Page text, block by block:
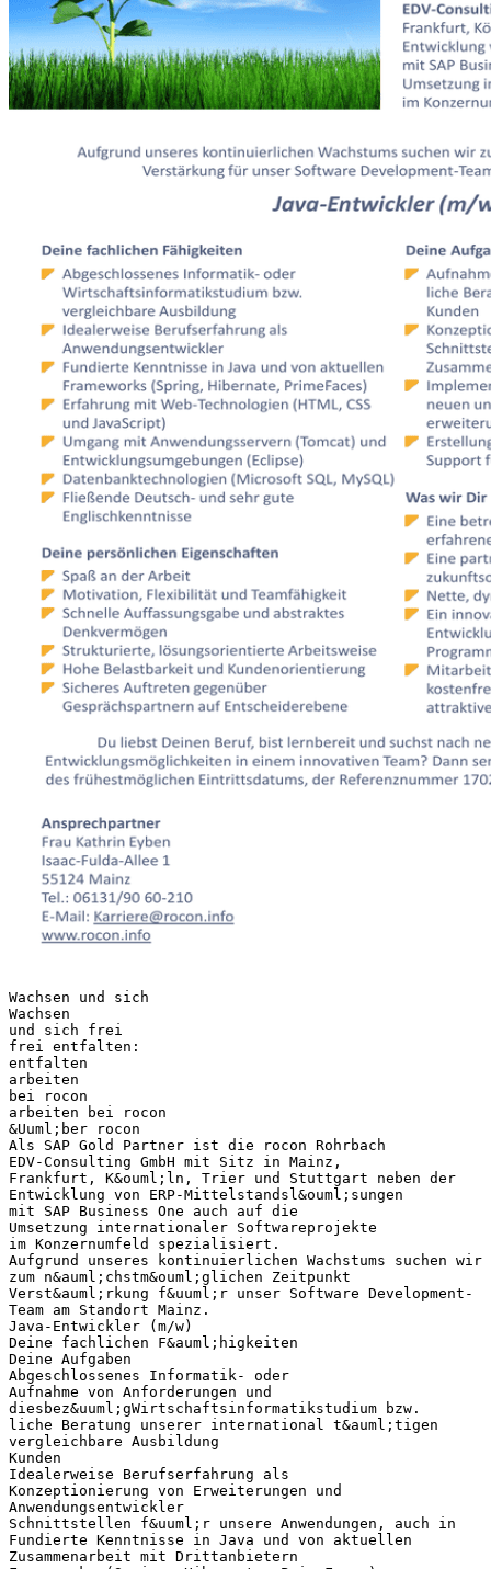
Wachsen und sich
Wachsen
und sich frei
frei entfalten:
entfalten
arbeiten
bei rocon
arbeiten bei rocon
&Uuml;ber rocon
Als SAP Gold Partner ist die rocon Rohrbach
EDV-Consulting GmbH mit Sitz in Mainz,
Frankfurt, K&ouml;ln, Trier und Stuttgart neben der
Entwicklung von ERP-Mittelstandsl&ouml;sungen
mit SAP Business One auch auf die
Umsetzung internationaler Softwareprojekte
im Konzernumfeld spezialisiert.
Aufgrund unseres kontinuierlichen Wachstums suchen wir
zum n&auml;chstm&ouml;glichen Zeitpunkt
Verst&auml;rkung f&uuml;r unser Software Development-
Team am Standort Mainz.
Java-Entwickler (m/w)
Deine fachlichen F&auml;higkeiten
Deine Aufgaben
Abgeschlossenes Informatik- oder
Aufnahme von Anforderungen und
diesbez&uuml;gWirtschaftsinformatikstudium bzw.
liche Beratung unserer international t&auml;tigen
vergleichbare Ausbildung
Kunden
Idealerweise Berufserfahrung als
Konzeptionierung von Erweiterungen und
Anwendungsentwickler
Schnittstellen f&uuml;r unsere Anwendungen, auch in
Fundierte Kenntnisse in Java und von aktuellen
Zusammenarbeit mit Drittanbietern